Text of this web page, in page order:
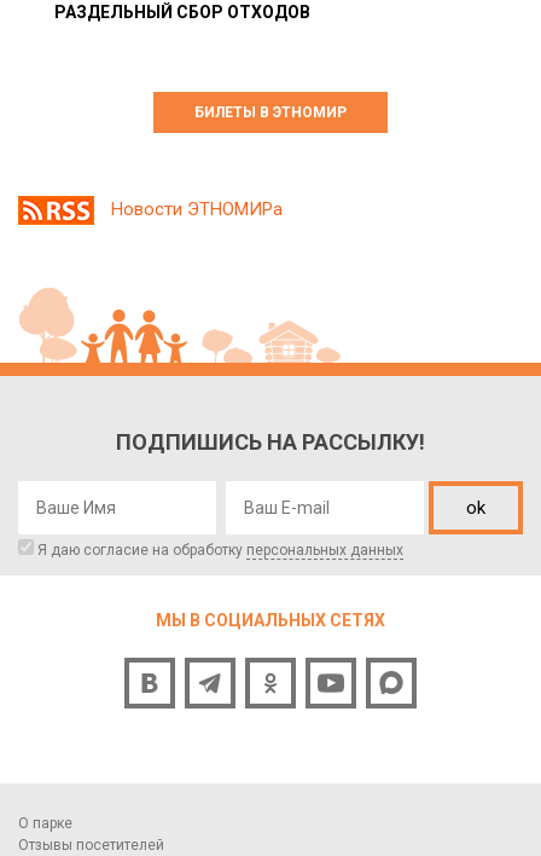
РАЗДЕЛЬНЫЙ СБОР ОТХОДОВ
БИЛЕТЫ В ЭТНОМИР
Новости ЭТНОМИРа
ПОДПИШИСЬ НА РАССЫЛКУ!
ok
Я даю согласие на обработку персональных данных
МЫ В СОЦИАЛЬНЫХ СЕТЯХ
О парке
Отзывы посетителей